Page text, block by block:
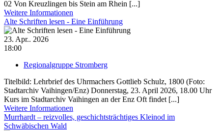
02 Von Kreuzlingen bis Stein am Rhein [...]
Weitere Informationen
Alte Schriften lesen - Eine Einführung
23. Apr.. 2026
18:00
Regionalgruppe Stromberg
Titelbild: Lehrbrief des Uhrmachers Gottlieb Schulz, 1800 (Foto:
Stadtarchiv Vaihingen/Enz) Donnerstag, 23. April 2026, 18.00 Uhr
Kurs im Stadtarchiv Vaihingen an der Enz Oft findet [...]
Weitere Informationen
Murrhardt – reizvolles, geschichtsträchtiges Kleinod im
Schwäbischen Wald